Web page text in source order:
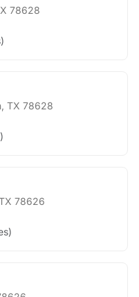
78628
)
TX 78628
)
78626
)